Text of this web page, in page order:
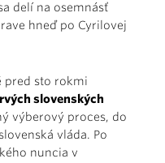
delí na osemnásť
hneď po Cyrilovej
pred sto rokmi
slovenských
výberový proces, do
vláda. Po
nuncia v